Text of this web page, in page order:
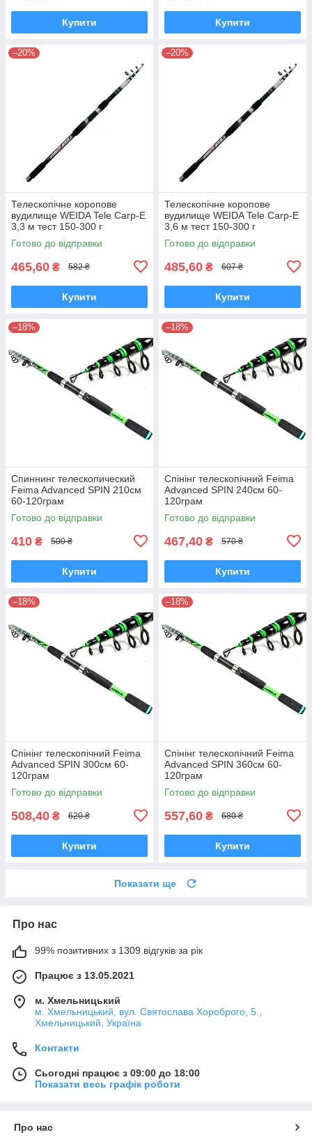
Купити Купити
–20%
Телескопічне коропове
вудилище WEIDA Tele Carp-E
3,3 м тест 150-300 г
Готово до відправки
465,60 ₴ 582 ₴
Купити
–20%
Телескопічне коропове
вудилище WEIDA Tele Carp-E
3,6 м тест 150-300 г
Готово до відправки
485,60 ₴ 607 ₴
Купити
–18%
Спиннинг телескопический
Feima Advanced SPIN 210см
60-120грам
Готово до відправки
410 ₴ 500 ₴
Купити
–18%
Спінінг телескопічний Feima
Advanced SPIN 240см 60-
120грам
Готово до відправки
467,40 ₴ 570 ₴
Купити
–18%
Спінінг телескопічний Feima
Advanced SPIN 300см 60-
120грам
Готово до відправки
508,40 ₴ 620 ₴
Купити
–18%
Спінінг телескопічний Feima
Advanced SPIN 360см 60-
120грам
Готово до відправки
557,60 ₴ 680 ₴
Купити
Показати ще
Про нас
99% позитивних з 1309 відгуків за рік
Працює з 13.05.2021
м. Хмельницький
м. Хмельницький, вул. Святослава Хороброго, 5.,
Хмельницький, Україна
Контакти
Сьогодні працює з 09:00 до 18:00
Показати весь графік роботи
Про нас